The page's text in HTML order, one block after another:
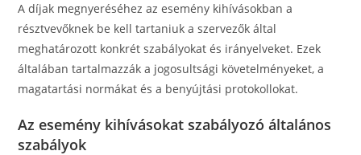
A díjak megnyeréséhez az esemény kihívásokban a
résztvevőknek be kell tartaniuk a szervezők által
meghatározott konkrét szabályokat és irányelveket. Ezek
általában tartalmazzák a jogosultsági követelményeket, a
magatartási normákat és a benyújtási protokollokat.
Az esemény kihívásokat szabályozó általános
szabályok